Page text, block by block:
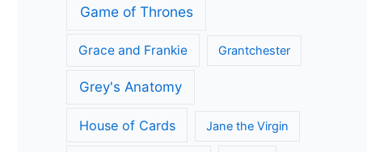
Game of Thrones
Grace and Frankie Grantchester
Grey's Anatomy
House of Cards Jane the Virgin